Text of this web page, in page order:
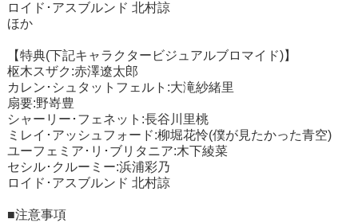
ロイド･アスブルンド 北村諒
ほか
【特典(下記キャラクタービジュアルブロマイド)】
枢木スザク:赤澤遼太郎
カレン･シュタットフェルト:大滝紗緒里
扇要:野嵜豊
シャーリー･フェネット:長谷川里桃
ミレイ･アッシュフォード:柳堀花怜(僕が見たかった青空)
ユーフェミア･リ･ブリタニア:木下綾菜
セシル･クルーミー:浜浦彩乃
ロイド･アスブルンド 北村諒
■注意事項